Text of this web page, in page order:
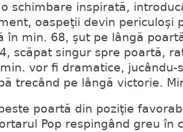
schimbare inspirată,
oaspeţii devin periculoşi
în min. 68, şut pe lângă
scăpat singur spre poartă,
vor fi dramatice, jucându-
trecând pe lângă victorie.
poartă din poziţie
Pop respingând greu în